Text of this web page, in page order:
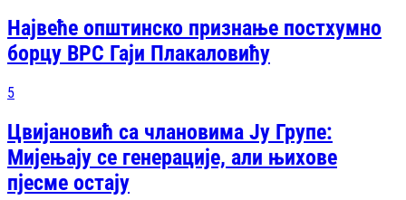
Највеће општинско признање постхумно
борцу ВРС Гаји Плакаловићу
5
Цвијановић са члановима Ју Групе:
Мијењају се генерације, али њихове
пјесме остају